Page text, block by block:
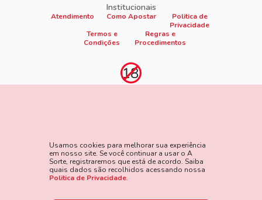
Usamos cookies para melhorar sua experiência
em nosso site. Se você continuar a usar o A
Sorte, registraremos que está de acordo. Saiba
quais dados são recolhidos acessando nossa
Politica de Privacidade.
Institucionais
Atendimento Como Apostar
Politica de
Privacidade
Termos e
Condições
Regras e
Procedimentos
perdas financeiras e em excesso podem causar riscos à saúde.
Veja nossa página de Jogo Responsável para mais detalhes e
as ferramentas disponíveis. Jogue com responsabilidade:
www.gamblersanonymous.orgAcesse aqui os Termos e
Condições do site.